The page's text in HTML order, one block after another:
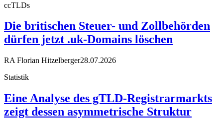
ccTLDs
Die britischen Steuer- und Zollbehörden
dürfen jetzt .uk-Domains löschen
RA Florian Hitzelberger28.07.2026
Statistik
Eine Analyse des gTLD-Registrarmarkts
zeigt dessen asymmetrische Struktur